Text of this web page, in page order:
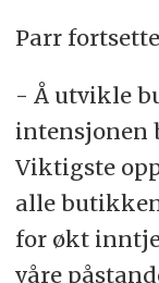
Parr
- Å utvikle
intensjonen
Viktigste
alle
for økt
våre